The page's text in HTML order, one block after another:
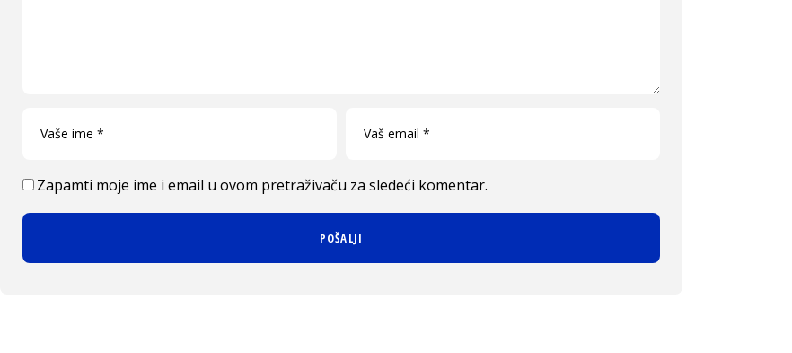
Zapamti moje ime i email u ovom pretraživaču za sledeći komentar.